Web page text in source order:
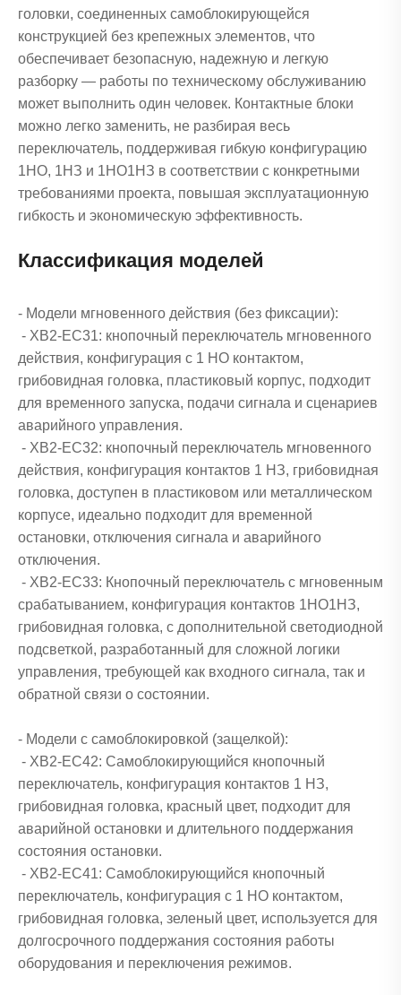
головки, соединенных самоблокирующейся
конструкцией без крепежных элементов, что
обеспечивает безопасную, надежную и легкую
разборку — работы по техническому обслуживанию
может выполнить один человек. Контактные блоки
можно легко заменить, не разбирая весь
переключатель, поддерживая гибкую конфигурацию
1НО, 1НЗ и 1НО1НЗ в соответствии с конкретными
требованиями проекта, повышая эксплуатационную
гибкость и экономическую эффективность.
Классификация моделей
- Модели мгновенного действия (без фиксации):
- XB2-EC31: кнопочный переключатель мгновенного
действия, конфигурация с 1 НО контактом,
грибовидная головка, пластиковый корпус, подходит
для временного запуска, подачи сигнала и сценариев
аварийного управления.
- XB2-EC32: кнопочный переключатель мгновенного
действия, конфигурация контактов 1 НЗ, грибовидная
головка, доступен в пластиковом или металлическом
корпусе, идеально подходит для временной
остановки, отключения сигнала и аварийного
отключения.
- XB2-EC33: Кнопочный переключатель с мгновенным
срабатыванием, конфигурация контактов 1НО1НЗ,
грибовидная головка, с дополнительной светодиодной
подсветкой, разработанный для сложной логики
управления, требующей как входного сигнала, так и
обратной связи о состоянии.
- Модели с самоблокировкой (защелкой):
- XB2-EC42: Самоблокирующийся кнопочный
переключатель, конфигурация контактов 1 НЗ,
грибовидная головка, красный цвет, подходит для
аварийной остановки и длительного поддержания
состояния остановки.
- XB2-EC41: Самоблокирующийся кнопочный
переключатель, конфигурация с 1 НО контактом,
грибовидная головка, зеленый цвет, используется для
долгосрочного поддержания состояния работы
оборудования и переключения режимов.